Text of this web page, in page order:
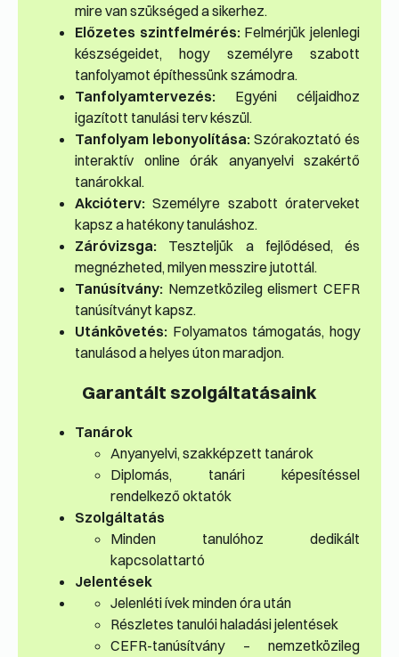
mire van szükséged a sikerhez.
Előzetes szintfelmérés:Felmérjük jelenlegi
készségeidet, hogy személyre szabott
tanfolyamot építhessünk számodra.
Tanfolyamtervezés: Egyéni céljaidhoz
igazított tanulási terv készül.
Tanfolyam lebonyolítása: Szórakoztató és
interaktív online órák anyanyelvi szakértő
tanárokkal.
Akcióterv: Személyre szabott óraterveket
kapsz a hatékony tanuláshoz.
Záróvizsga: Teszteljük a fejlődésed, és
megnézheted, milyen messzire jutottál.
Tanúsítvány: Nemzetközileg elismert CEFR
tanúsítványt kapsz.
Utánkövetés: Folyamatos támogatás, hogy
tanulásod a helyes úton maradjon.
Garantált szolgáltatásaink
Tanárok
Anyanyelvi, szakképzett tanárok
Diplomás, tanári képesítéssel
rendelkező oktatók
Szolgáltatás
Minden tanulóhoz dedikált
kapcsolattartó
Jelentések
Jelenléti ívek minden óra után
Részletes tanulói haladási jelentések
CEFR-tanúsítvány – nemzetközileg